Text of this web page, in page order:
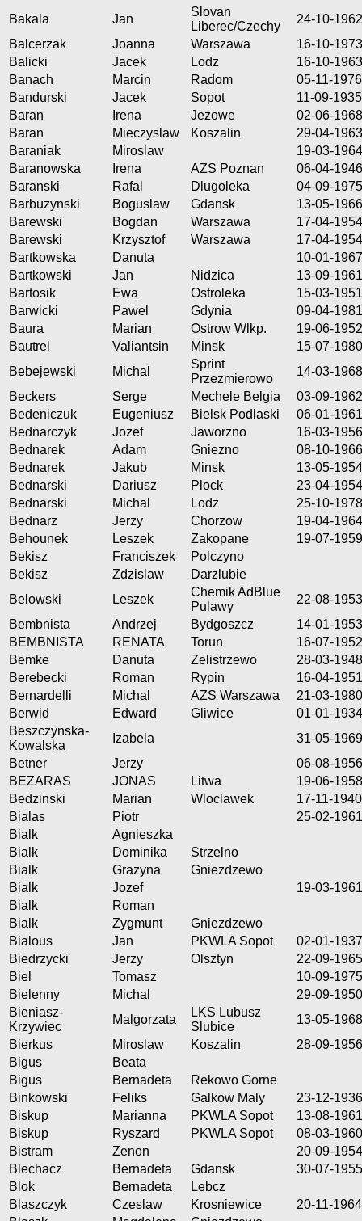
Bakala
Jan
Slovan
Liberec/Czechy
24-10-1962
Balcerzak
Joanna Warszawa
16-10-1973
Balicki
Jacek Lodz
16-10-1963
Banach
Marcin Radom
05-11-1976
Bandurski
Jacek Sopot
11-09-1935
Baran
Irena Jezowe
02-06-1968
Baran
Mieczyslaw Koszalin
29-04-1963
Baraniak
Miroslaw
19-03-1964
Baranowska
Irena AZS Poznan
06-04-1946
Baranski
Rafal Dlugoleka
04-09-1975
Barbuzynski
Boguslaw Gdansk
13-05-1966
Barewski
Bogdan Warszawa
17-04-1954
Barewski
Krzysztof Warszawa
17-04-1954
Bartkowska
Danuta
10-01-1967
Bartkowski
Jan Nidzica
13-09-1961
Bartosik
Ewa Ostroleka
15-03-1951
Barwicki
Pawel Gdynia
09-04-1981
Baura
Marian Ostrow Wlkp.
19-06-1952
Bautrel
Valiantsin Minsk
15-07-1980
Bebejewski
Michal
Sprint
Przezmierowo
14-03-1968
Beckers
Serge Mechele Belgia
03-09-1962
Bedeniczuk
Eugeniusz Bielsk Podlaski
06-01-1961
Bednarczyk
Jozef Jaworzno
16-03-1956
Bednarek
Adam Gniezno
08-10-1966
Bednarek
Jakub Minsk
13-05-1954
Bednarski
Dariusz Plock
23-04-1954
Bednarski
Michal Lodz
25-10-1978
Bednarz
Jerzy Chorzow
19-04-1964
Behounek
Leszek Zakopane
19-07-1959
Bekisz
Franciszek
Polczyno
Bekisz
Zdzislaw
Darzlubie
Belowski
Leszek
Chemik AdBlue
Pulawy
22-08-1953
Bembnista
Andrzej Bydgoszcz
14-01-1953
BEMBNISTA
RENATA Torun
16-07-1952
Bemke
Danuta Zelistrzewo
28-03-1948
Berebecki
Roman Rypin
16-04-1951
Bernardelli
Michal AZS Warszawa
21-03-1980
Berwid
Edward Gliwice
01-01-1934
Beszczynska-
Kowalska
Izabela
31-05-1969
Betner
Jerzy
06-08-1956
BEZARAS
JONAS Litwa
19-06-1958
Bedzinski
Marian Wloclawek
17-11-1940
Bialas
Piotr
25-02-1961
Bialk
Agnieszka
Bialk
Dominika
Strzelno
Bialk
Grazyna
Gniezdzewo
Bialk
Jozef
19-03-1961
Bialk
Roman
Bialk
Zygmunt
Gniezdzewo
Bialous
Jan PKWLA Sopot
02-01-1937
Biedrzycki
Jerzy Olsztyn
22-09-1965
Biel
Tomasz
10-09-1975
Bielenny
Michal
29-09-1950
Bieniasz-
Krzywiec
Malgorzata
LKS Lubusz
Slubice
13-05-1968
Bierkus
Miroslaw Koszalin
28-09-1956
Bigus
Beata
Bigus
Bernadeta
Rekowo Gorne
Binkowski
Feliks Galkow Maly
23-12-1936
Biskup
Marianna PKWLA Sopot
13-08-1961
Biskup
Ryszard PKWLA Sopot
08-03-1960
Bistram
Zenon
20-09-1954
Blechacz
Bernadeta Gdansk
30-07-1955
Blok
Bernadeta
Lebcz
Blaszczyk
Czeslaw Krosniewice
20-11-1964